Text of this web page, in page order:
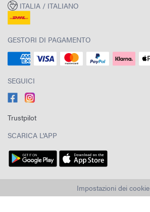
ITALIA / ITALIANO
GESTORI DI PAGAMENTO
SEGUICI
Trustpilot
SCARICA L'APP
Impostazioni dei cookie